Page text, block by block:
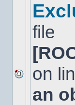
Aucun
nouveau
message
file
on
an